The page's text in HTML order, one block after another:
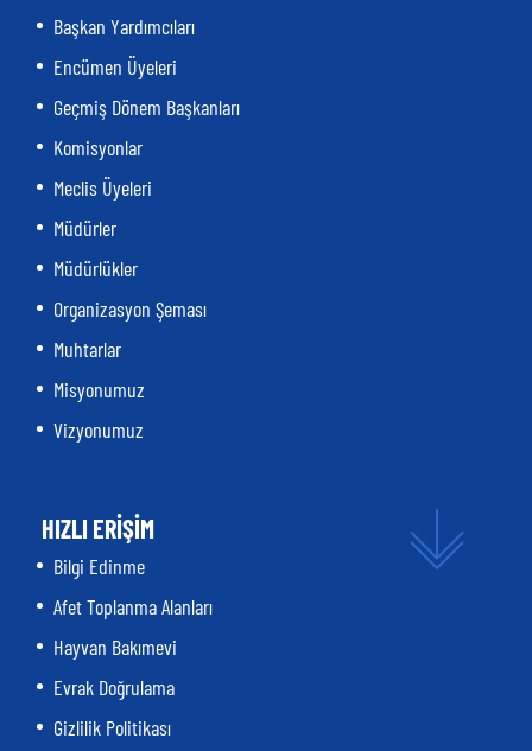
Başkan Yardımcıları
Encümen Üyeleri
Geçmiş Dönem Başkanları
Komisyonlar
Meclis Üyeleri
Müdürler
Müdürlükler
Organizasyon Şeması
Muhtarlar
Misyonumuz
Vizyonumuz
HIZLI ERİŞİM
Bilgi Edinme
Afet Toplanma Alanları
Hayvan Bakımevi
Evrak Doğrulama
Gizlilik Politikası